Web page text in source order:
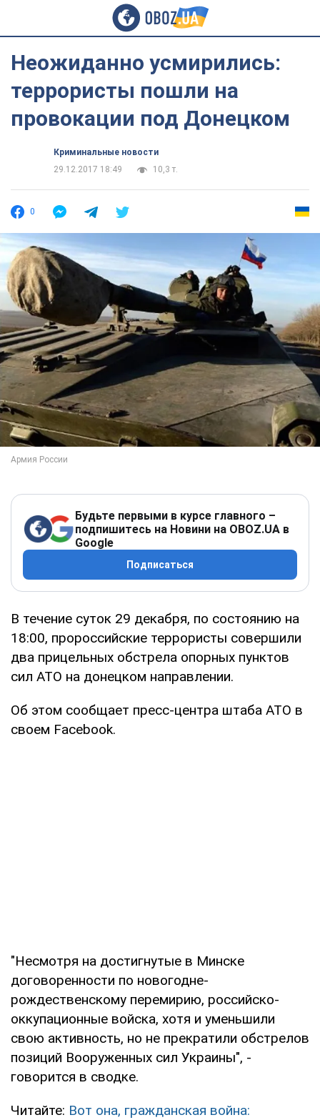
Неожиданно усмирились:
террористы пошли на
провокации под Донецком
Криминальные новости
29.12.2017 18:49
10,3 т.
0
Будьте первыми в курсе главного –
подпишитесь на Новини на OBOZ.UA в
Google
Подписаться
В течение суток 29 декабря, по состоянию на
18:00, пророссийские террористы совершили
два прицельных обстрела опорных пунктов
сил АТО на донецком направлении.
Об этом сообщает пресс-центра штаба АТО в
своем Facebook.
"Несмотря на достигнутые в Минске
договоренности по новогодне-
рождественскому перемирию, российско-
оккупационные войска, хотя и уменьшили
свою активность, но не прекратили обстрелов
позиций Вооруженных сил Украины", -
говорится в сводке.
Читайте: Вот она, гражданская война: